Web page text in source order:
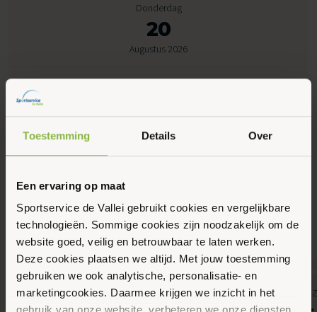
Toestemming Details Over
Een ervaring op maat
Sportservice de Vallei gebruikt cookies en vergelijkbare
technologieën. Sommige cookies zijn noodzakelijk om de
website goed, veilig en betrouwbaar te laten werken.
Deze cookies plaatsen we altijd. Met jouw toestemming
gebruiken we ook analytische, personalisatie- en
marketingcookies. Daarmee krijgen we inzicht in het
Donderdag
20
Augustus 2026
Gerelateerde activiteiten
7
Augustus 2026
4kids, Discozwemmen, Gemeente Ede,
Kinderen, Recreatief zwemmen, Zwemmen
Gemeente Ede,